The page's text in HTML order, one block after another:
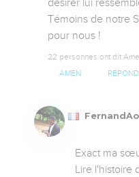
désirer lui
Témoins de notre
pour nous !
22 personnes ont dit
AMEN
Exact ma
Lire l'histoire